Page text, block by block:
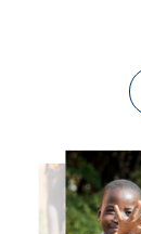
Imagen